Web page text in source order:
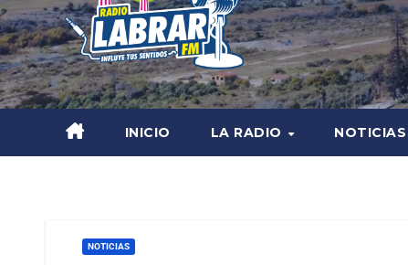
INICIO LA RADIO NOTICIAS
NOTICIAS